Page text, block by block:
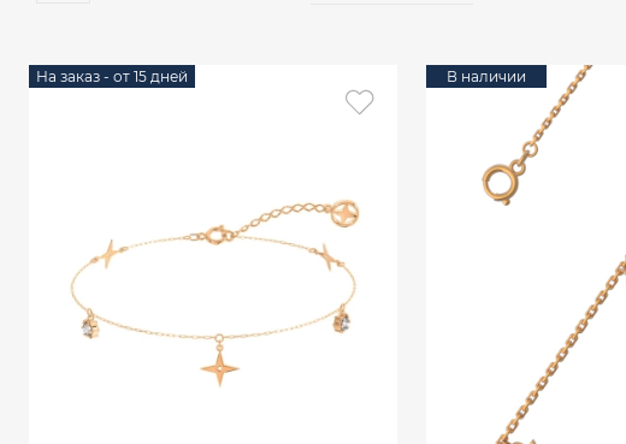
На заказ - от 15 дней В наличии